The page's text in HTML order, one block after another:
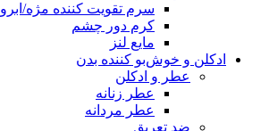
سرم تقویت کننده مژه/ابرو
کرم دور چشم
مایع لنز
ادکلن و خوش‌بو کننده بدن
عطر و ادکلن
عطر زنانه
عطر مردانه
ضد تعریق